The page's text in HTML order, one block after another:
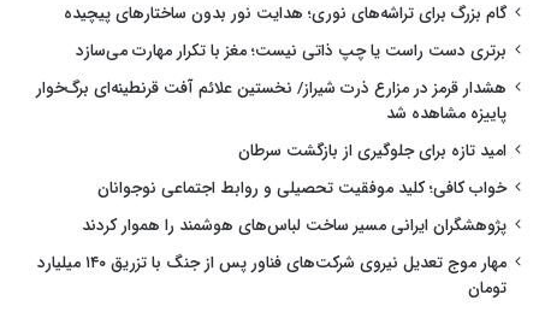
گام بزرگ برای تراشه‌های نوری؛ هدایت نور بدون ساختارهای پیچیده
برتری دست راست یا چپ ذاتی نیست؛ مغز با تکرار مهارت می‌سازد
هشدار قرمز در مزارع ذرت شیراز/ نخستین علائم آفت قرنطینه‌ای برگ‌خوار
پاییزه مشاهده شد
امید تازه برای جلوگیری از بازگشت سرطان
خواب کافی؛ کلید موفقیت تحصیلی و روابط اجتماعی نوجوانان
پژوهشگران ایرانی مسیر ساخت لباس‌های هوشمند را هموار کردند
مهار موج تعدیل نیروی شرکت‌های فناور پس از جنگ با تزریق ۱۴۰ میلیارد
تومان